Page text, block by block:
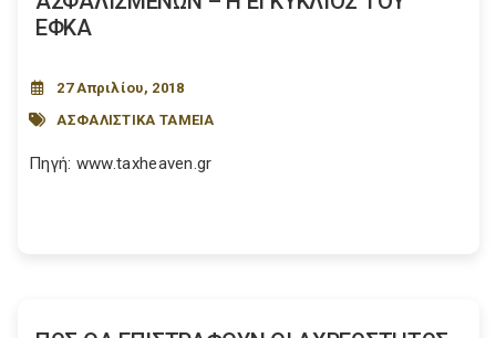
ΕΦΚΑ
27 Απριλίου, 2018
ΑΣΦΑΛΙΣΤΙΚΑ ΤΑΜΕΙΑ
Πηγή: www.taxheaven.gr